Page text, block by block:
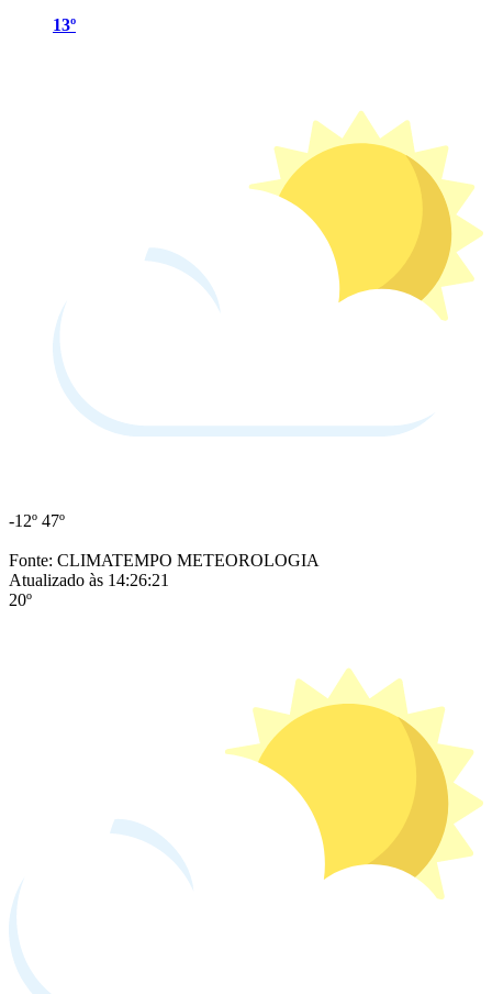
13º
-12º 47º
Fonte: CLIMATEMPO METEOROLOGIA
Atualizado às 14:26:21
20º